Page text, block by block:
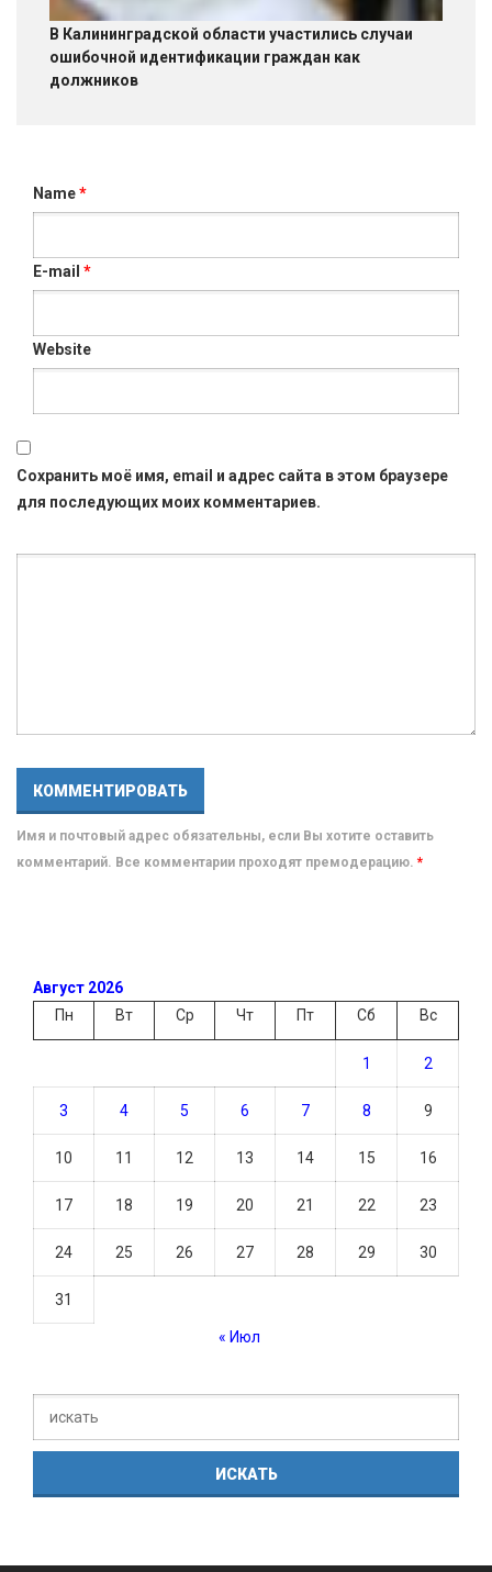
В Калининградской области участились случаи
ошибочной идентификации граждан как
должников
Name*
E-mail *
Website
Сохранить моё имя, email и адрес сайта в этом браузере
для последующих моих комментариев.
Имя и почтовый адрес обязательны, если Вы хотите оставить
комментарий. Все комментарии проходят премодерацию. *
Август 2026
Пн
Вт Ср Чт Пт Сб Вс
1 2
3 4 5 6 7 8 9
10 11 12 13 14 15 16
17 18 19 20 21 22 23
24 25 26 27 28 29 30
31
« Июл